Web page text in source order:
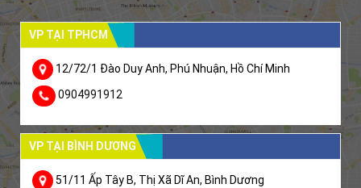
VP TẠI TPHCM
12/72/1 Đào Duy Anh, Phú Nhuận, Hồ Chí Minh
0904991912
VP TẠI BÌNH DƯƠNG
51/11 Ấp Tây B, Thị Xã Dĩ An, Bình Dương